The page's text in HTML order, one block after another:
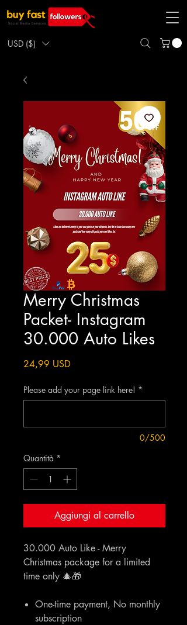
USD ($)
Merry Christmas
Packet- Instagram
30.000 Auto Likes
24,99 USDPrezzo
Please add your page link here! *
0/500
Quantità *
Aggiungi al carrello
30.000 Auto Like - Merry
Christmas package for a limited
time only 🎄🎁
One-time payment, No monthly
subscription